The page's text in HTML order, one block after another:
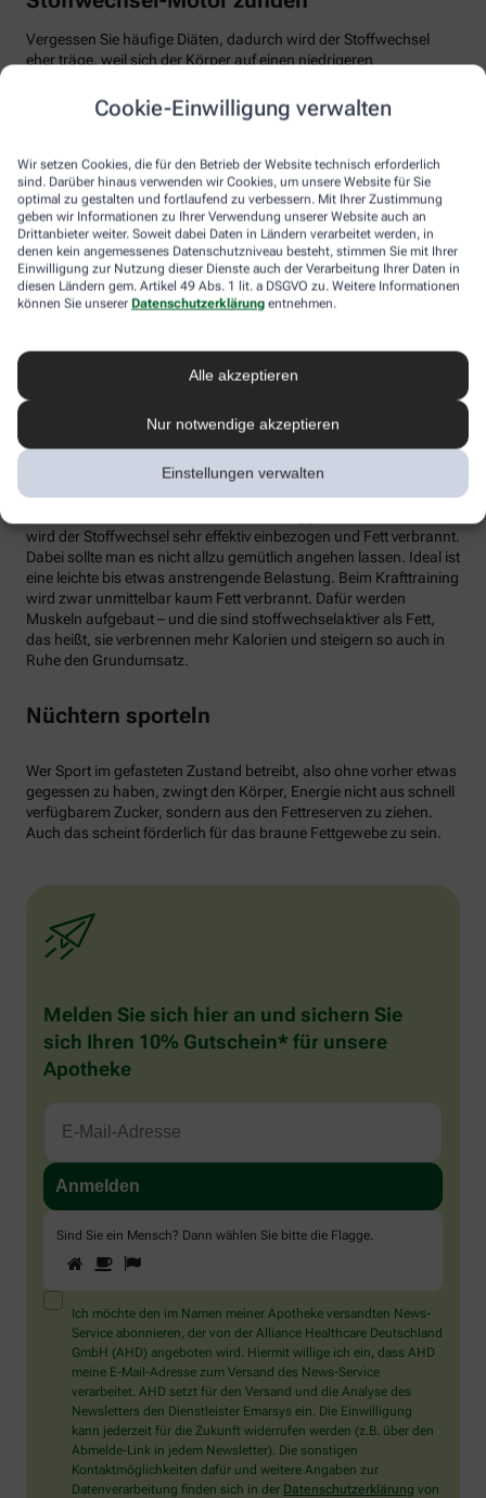
Cookie-Einwilligung verwalten
Wir setzen Cookies, die für den Betrieb der Website technisch erforderlich
sind. Darüber hinaus verwenden wir Cookies, um unsere Website für Sie
optimal zu gestalten und fortlaufend zu verbessern. Mit Ihrer Zustimmung
geben wir Informationen zu Ihrer Verwendung unserer Website auch an
Drittanbieter weiter. Soweit dabei Daten in Ländern verarbeitet werden, in
denen kein angemessenes Datenschutzniveau besteht, stimmen Sie mit Ihrer
Einwilligung zur Nutzung dieser Dienste auch der Verarbeitung Ihrer Daten in
diesen Ländern gem. Artikel 49 Abs. 1 lit. a DSGVO zu. Weitere Informationen
können Sie unserer Datenschutzerklärung entnehmen.
Alle akzeptieren
Nur notwendige akzeptieren
Einstellungen verwalten
Vergessen Sie häufige Diäten, dadurch wird der Stoffwechsel
eher träge, weil sich der Körper auf einen niedrigeren
vom Speiseplan gestrichen werden. Studien zeigen, dass der
Körper bei der Verarbeitung von hochverarbeiteten Lebensmitteln
Tim Hollstein rät zu einer proteinreichen Ernährung (Vorsicht bei
Vorerkrankungen wie Nierenleiden!). Denn Proteine sind nicht nur
gut für den Muskelaufbau, der Körper benötigt auch viel Energie,
um Eiweiß abzubauen. Das regt den Stoffwechsel an. Proteine
stecken vor allem in magerem Fleisch, Fisch und Milchprodukten
wie Quark und Skyr. Auch sogenannte thermogene Lebensmittel
wie Chilis oder Ingwer können das braune Fettgewebe aktivieren
In Bewegung kommen
Der richtige Mix macht’s
Ohne regelmäßige Bewegung purzeln die Pfunde meistens nicht.
Besonders Ausdauersport kann laut Forschern die Umwandlung
von weißen Fettzellen in braunes Fett begünstigen und dessen
wird der Stoffwechsel sehr effektiv einbezogen und Fett verbrannt.
Dabei sollte man es nicht allzu gemütlich angehen lassen. Ideal ist
eine leichte bis etwas anstrengende Belastung. Beim Krafttraining
wird zwar unmittelbar kaum Fett verbrannt. Dafür werden
Muskeln aufgebaut – und die sind stoffwechselaktiver als Fett,
das heißt, sie verbrennen mehr Kalorien und steigern so auch in
Ruhe den Grundumsatz.
Nüchtern sporteln
Wer Sport im gefasteten Zustand betreibt, also ohne vorher etwas
gegessen zu haben, zwingt den Körper, Energie nicht aus schnell
verfügbarem Zucker, sondern aus den Fettreserven zu ziehen.
Auch das scheint förderlich für das braune Fettgewebe zu sein.
Melden Sie sich hier an und sichern Sie
sich Ihren 10% Gutschein* für unsere
Apotheke
Sind Sie ein Mensch? Dann wählen Sie bitte die Flagge
Sie
ein
Mensch?
Dann
wählen
Sie
bitte
die
Flagge.
1 2
Ich möchte den im Namen meiner Apotheke versandten News-
Service abonnieren, der von der Alliance Healthcare Deutschland
GmbH (AHD) angeboten wird. Hiermit willige ich ein, dass AHD
meine E-Mail-Adresse zum Versand des News-Service
verarbeitet. AHD setzt für den Versand und die Analyse des
Newsletters den Dienstleister Emarsys ein. Die Einwilligung
kann jederzeit für die Zukunft widerrufen werden (z.B. über den
Abmelde-Link in jedem Newsletter). Die sonstigen
Kontaktmöglichkeiten dafür und weitere Angaben zur
Datenverarbeitung finden sich in der Datenschutzerklärung von